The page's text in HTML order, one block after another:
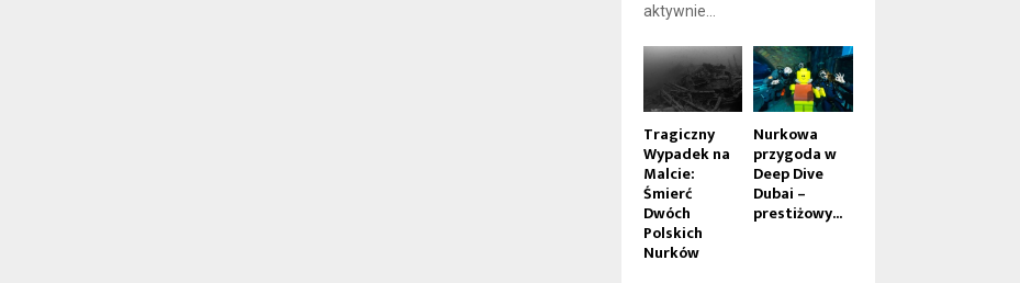
aktywnie...
Tragiczny
Wypadek na
Malcie:
Śmierć
Dwóch
Polskich
Nurków
Nurkowa
przygoda w
Deep Dive
Dubai –
prestiżowy...